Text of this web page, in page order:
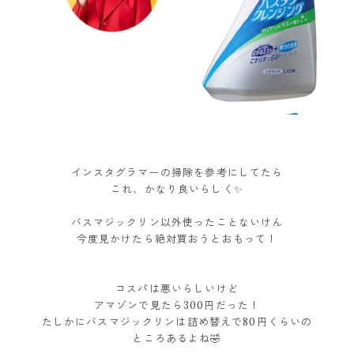
インスタグラマーの掃除を参考にしてたら
これ、かなり良いらしく✨
バスマジックリン以外使ったことないけん
今度見かけたら絶対買おうとおもって！
コスパは悪いらしいけど
アマゾンで見たら300円だった！
たしかにバスマジックリンは詰め替えで80円くらいの
ところあるよね🤣